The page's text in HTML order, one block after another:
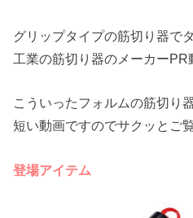
グリップタイプの筋切り器で
工業の筋切り器のメーカーPR
こういったフォルムの筋切り
短い動画ですのでサクッとご
登場アイテム